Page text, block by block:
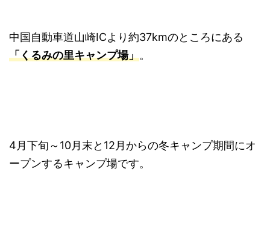
中国自動車道山崎ICより約37kmのところにある
「くるみの里キャンプ場」。
4月下旬～10月末と12月からの冬キャンプ期間にオ
ープンするキャンプ場です。